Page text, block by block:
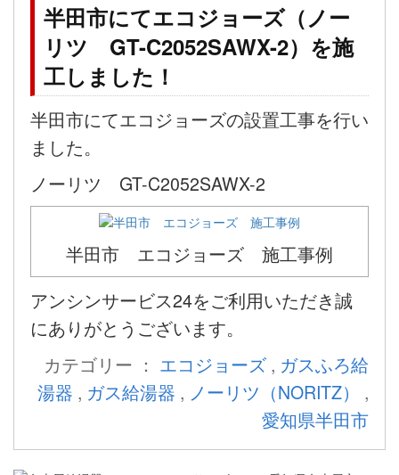
半田市にてエコジョーズ（ノー
リツ GT-C2052SAWX-2）を施
工しました！
半田市にてエコジョーズの設置工事を行い
ました。
ノーリツ GT-C2052SAWX-2
半田市 エコジョーズ 施工事例
アンシンサービス24をご利用いただき誠
にありがとうございます。
カテゴリー ： エコジョーズ , ガスふろ給
湯器 , ガス給湯器 , ノーリツ（NORITZ）
,
愛知県半田市